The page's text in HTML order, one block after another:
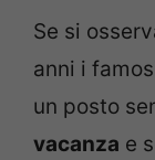
Se si
anni i
un posto
vacanza e